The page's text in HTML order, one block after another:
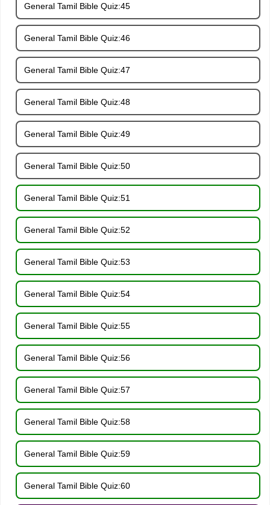
General Tamil Bible Quiz:45
General Tamil Bible Quiz:46
General Tamil Bible Quiz:47
General Tamil Bible Quiz:48
General Tamil Bible Quiz:49
General Tamil Bible Quiz:50
General Tamil Bible Quiz:51
General Tamil Bible Quiz:52
General Tamil Bible Quiz:53
General Tamil Bible Quiz:54
General Tamil Bible Quiz:55
General Tamil Bible Quiz:56
General Tamil Bible Quiz:57
General Tamil Bible Quiz:58
General Tamil Bible Quiz:59
General Tamil Bible Quiz:60